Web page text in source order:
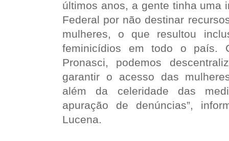
últimos anos, a gente tinha uma
Federal por não destinar
mulheres, o que resultou
feminicídios em todo o país.
Pronasci, podemos
garantir o acesso das
além da celeridade das
apuração de denúncias”,
Lucena.